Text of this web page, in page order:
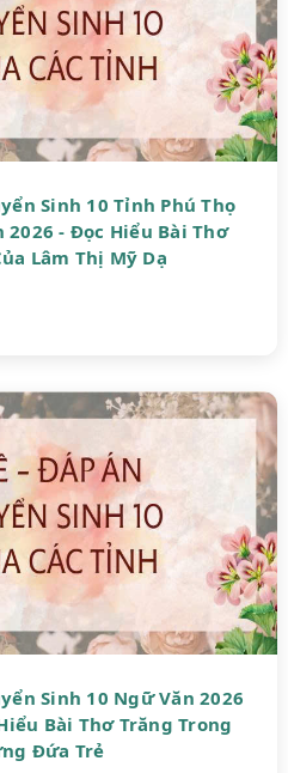
Sinh 10 Tỉnh Phú Thọ
2026 - Đọc Hiểu Bài Thơ
Lâm Thị Mỹ Dạ
Sinh 10 Ngữ Văn 2026
Bài Thơ Trăng Trong
Đứa Trẻ